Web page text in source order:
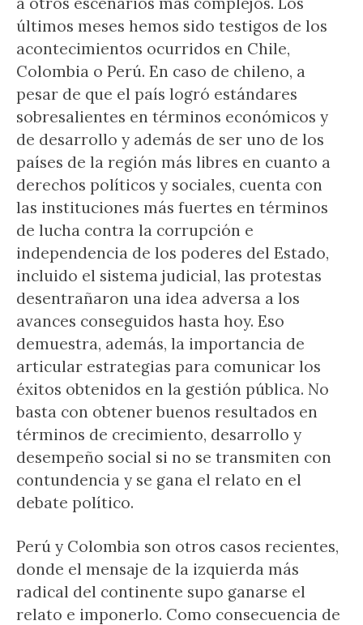
últimos meses hemos sido testigos de los
acontecimientos ocurridos en Chile,
Colombia o Perú. En caso de chileno, a
pesar de que el país logró estándares
sobresalientes en términos económicos y
de desarrollo y además de ser uno de los
países de la región más libres en cuanto a
derechos políticos y sociales, cuenta con
las instituciones más fuertes en términos
de lucha contra la corrupción e
independencia de los poderes del Estado,
incluido el sistema judicial, las protestas
desentrañaron una idea adversa a los
avances conseguidos hasta hoy. Eso
demuestra, además, la importancia de
articular estrategias para comunicar los
éxitos obtenidos en la gestión pública. No
basta con obtener buenos resultados en
términos de crecimiento, desarrollo y
desempeño social si no se transmiten con
contundencia y se gana el relato en el
debate político.
Perú y Colombia son otros casos recientes,
donde el mensaje de la izquierda más
radical del continente supo ganarse el
relato e imponerlo. Como consecuencia de